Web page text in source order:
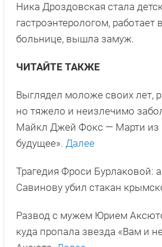
Ника Дроздовская стала
гастроэнтерологом, работает
больнице, вышла замуж.
ЧИТАЙТЕ ТАКЖЕ
Выглядел моложе своих лет,
но тяжело и неизлечимо
Майкл Джей Фокс — Марти из
будущее». Далее
Трагедия Фроси Бурлаковой:
Савинову убил стакан
Развод с мужем Юрием
куда пропала звезда «Вам и